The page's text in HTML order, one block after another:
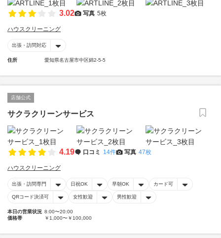
3.02 写真 5枚
ハウスクリーニング
出張・訪問対応
住所 愛知県名古屋市中区錦2-5-5
店舗公式
サクラクリーンサービス
4.19 口コミ 14件 写真 47枚
ハウスクリーニング
出張・訪問専門 日祝OK 早朝OK カード可
QRコード決済可 女性歓迎 男性歓迎
本日の営業状況 8:00〜20:00
価格帯
￥1,000〜￥100,000